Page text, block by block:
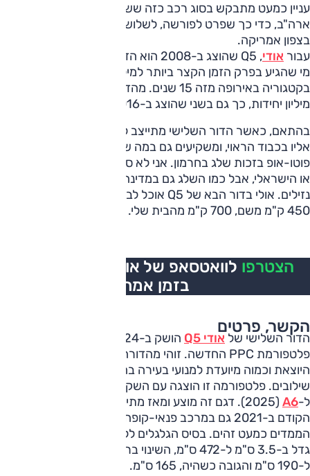
עניין כמעט מתבקש בסוג רכב כזה ששוק היעד העיקרי שלו הוא
ארה"ב, כדי כך שפרט לפורשה, לשלושת האחרים מפעלי הרכבה
בצפון אמריקה.
עבור אודי
, Q5 שהוצג ב-2008 הוא הדבר: הדגם הנמכר ביותר,
מי שהגיע בפרק הזמן הקצר ביותר למיליון יחידות וגם הנמכר
מיליון יחידות, כך גם בשני שהוצג ב-2016 ומיוצר מאז במקסיקו.
בהתאם, כאשר הדור השלישי מתייצב למבחן, אנחנו מתייחסים
אליו בכבוד הראוי, ומשקיעים גם במה שזימן גל הקרה, עם
פוטו-אופ בזכות שלג בחרמון. אני לא סגור אם זה החרמון הסורי
או הישראלי, אבל כמו השלג גם במדינה שלנו דברים נעשים
נזילים. אולי בדור הבא של Q5 אוכל לבקר בבית סבי בחלב, רק
450 ק"מ משם, 700 ק"מ מהבית שלי.
הצטרפו לוואטסאפ של אוטו, כל העדכונים
בזמן אמת
הקשר, פרטים
הדור השלישי של אודי Q5
היוצאת וכמוה מיועדת למנועי בעירה בהתקנה אורכית ובמספר
שילובים. פלטפורמה זו הוצגה עם השקת
ל-A6
(2025). דגם זה מוצע ומאז מתיחת הפנים של הדור
הקודם ב-2021 גם במרכב פנאי-קופה ('ספורטבק' באודי).
ל-190 ס"מ והגובה כשהיה, 165 ס"מ.